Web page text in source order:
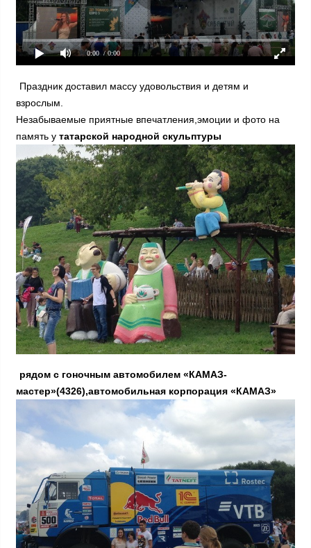
0:00 / 0:00
Праздник доставил массу удовольствия и детям и
взрослым.
Незабываемые приятные впечатления,эмоции и фото на
память у татарской народной скульптуры
рядом с гоночным автомобилем «КАМАЗ-
мастер»(4326),автомобильная корпорация «КАМАЗ»